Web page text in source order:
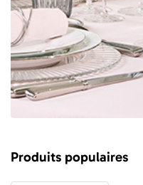
Produits populaires